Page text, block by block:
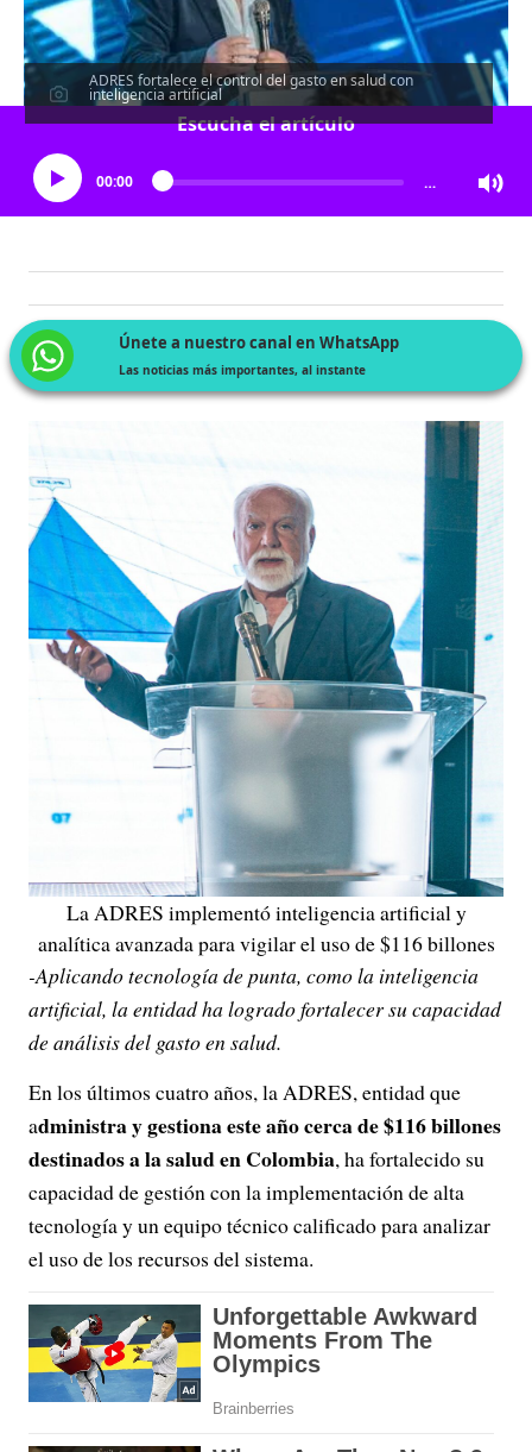
ADRES fortalece el control del gasto en salud con
inteligencia artificial
Escucha el artículo
00:00 …
Únete a nuestro canal en WhatsApp
Las noticias más importantes, al instante
La ADRES implementó inteligencia artificial y
analítica avanzada para vigilar el uso de $116 billones
-Aplicando tecnología de punta, como la inteligencia
artificial, la entidad ha logrado fortalecer su capacidad
de análisis del gasto en salud.
En los últimos cuatro años, la ADRES, entidad que
administra y gestiona este año cerca de $116 billones
destinados a la salud en Colombia, ha fortalecido su
capacidad de gestión con la implementación de alta
tecnología y un equipo técnico calificado para analizar
el uso de los recursos del sistema.